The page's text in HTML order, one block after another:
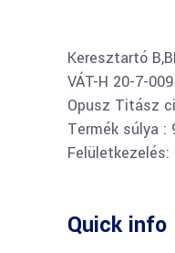
Keresztartó
VÁT-H 20-7-009
Opusz Titász
Termék súlya :
Quick info